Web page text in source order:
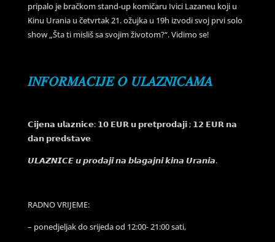
pripalo je bračkom stand-up komičaru Ivici Lazaneu koji u
Kinu Urania u četvrtak 21. ožujka u 19h izvodi svoj prvi solo
show „Šta ti misliš sa svojim životom?“. Vidimo se!
𝐼𝑁𝐹𝑂𝑅𝑀𝐴𝐶𝐼𝐽𝐸 𝑂 𝑈𝐿𝐴𝑍𝑁𝐼𝐶𝐴𝑀𝐴
𝗖𝗶𝗷𝗲𝗻𝗮 𝘂𝗹𝗮𝘇𝗻𝗶𝗰𝗲: 𝟭𝟬 𝗘𝗨𝗥 𝘂 𝗽𝗿𝗲𝘁𝗽𝗿𝗼𝗱𝗮𝗷𝗶 ; 𝟭𝟮 𝗘𝗨𝗥 𝗻𝗮
𝗱𝗮𝗻 𝗽𝗿𝗲𝗱𝘀𝘁𝗮𝘃𝗲
𝙐𝙇𝘼𝙕𝙉𝙄𝘾𝙀 𝙪 𝙥𝙧𝙤𝙙𝙖𝙟𝙞 𝙣𝙖 𝙗𝙡𝙖𝙜𝙖𝙟𝙣𝙞 𝙠𝙞𝙣𝙖 𝙐𝙧𝙖𝙣𝙞𝙖.
RADNO VRIJEME:
– ponedjeljak do srijeda od 12:00- 21:00 sati,